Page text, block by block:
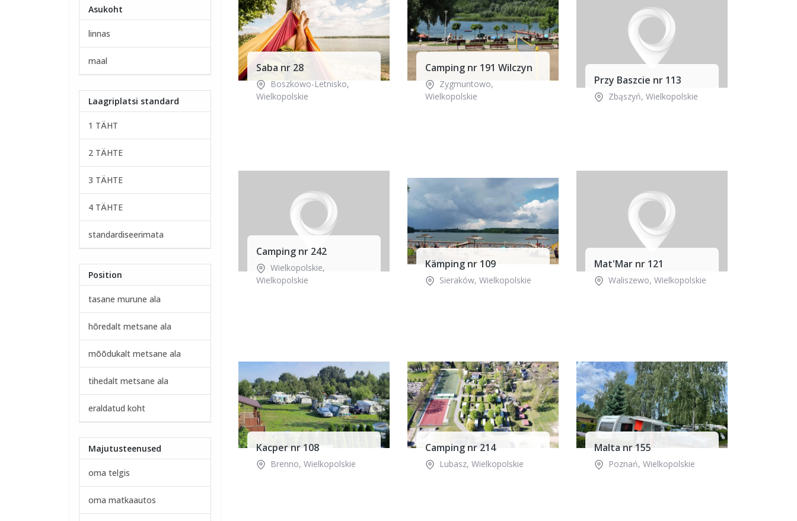
Asukoht
linnas
maal
Laagriplatsi standard
1 TÄHT
2 TÄHTE
3 TÄHTE
4 TÄHTE
standardiseerimata
Position
tasane murune ala
hõredalt metsane ala
mõõdukalt metsane ala
tihedalt metsane ala
eraldatud koht
Majutusteenused
oma telgis
oma matkaautos
Saba nr 28
Boszkowo-Letnisko,
Wielkopolskie
Camping nr 191 Wilczyn
Zygmuntowo,
Wielkopolskie
Przy Baszcie nr 113
Zbąszyń, Wielkopolskie
Camping nr 242
Wielkopolskie,
Wielkopolskie
Kämping nr 109
Sieraków, Wielkopolskie
Mat'Mar nr 121
Waliszewo, Wielkopolskie
Kacper nr 108
Brenno, Wielkopolskie
Camping nr 214
Lubasz, Wielkopolskie
Malta nr 155
Poznań, Wielkopolskie